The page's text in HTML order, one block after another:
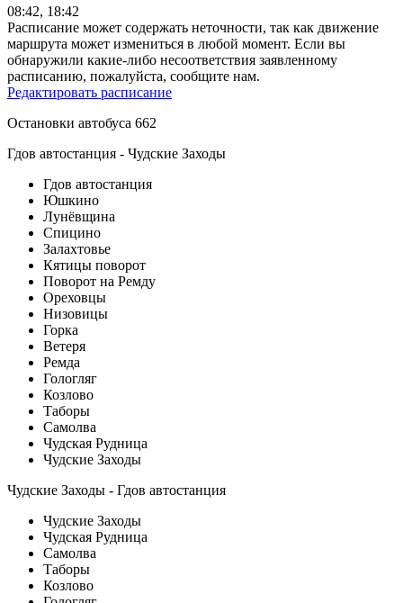
08:42, 18:42
Расписание может содержать неточности, так как движение
маршрута может измениться в любой момент. Если вы
обнаружили какие-либо несоответствия заявленному
расписанию, пожалуйста, сообщите нам.
Редактировать расписание
Остановки автобуса 662
Гдов автостанция - Чудские Заходы
Гдов автостанция
Юшкино
Лунёвщина
Спицино
Залахтовье
Кятицы поворот
Поворот на Ремду
Ореховцы
Низовицы
Горка
Ветеря
Ремда
Гологляг
Козлово
Таборы
Самолва
Чудская Рудница
Чудские Заходы
Чудские Заходы - Гдов автостанция
Чудские Заходы
Чудская Рудница
Самолва
Таборы
Козлово